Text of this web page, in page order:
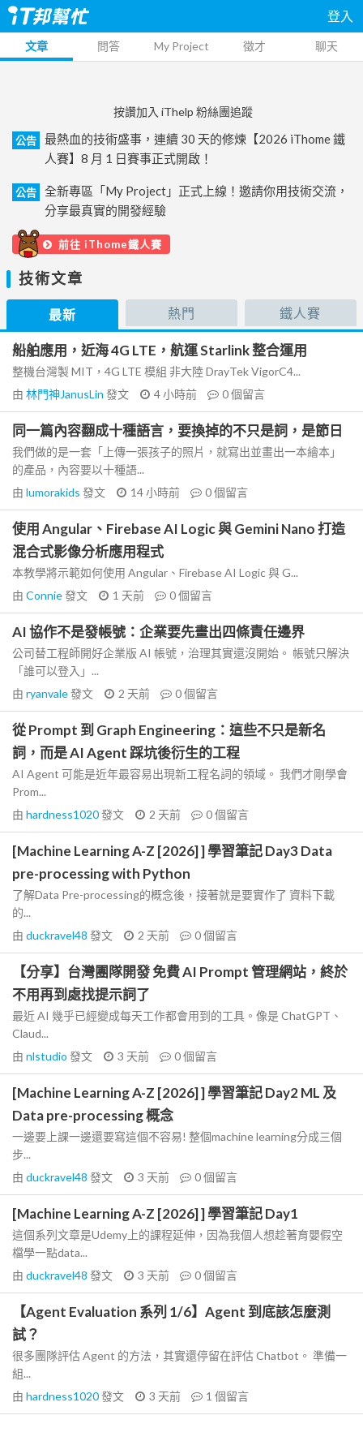
登入
文章 問答 My Project 徵才 聊天
按讚加入 iThelp 粉絲團追蹤
公告
最熱血的技術盛事，連續 30 天的修煉【2026 iThome 鐵
人賽】8 月 1 日賽事正式開啟！
公告
全新專區「My Project」正式上線！邀請你用技術交流，
分享最真實的開發經驗
前往 iThome鐵人賽
技術文章
最新 熱門 鐵人賽
船舶應用，近海 4G LTE，航運 Starlink 整合運用
整機台灣製 MIT，4G LTE 模組 非大陸 DrayTek VigorC4...
由 林門神JanusLin 發文 4 小時前 0個留言
同一篇內容翻成十種語言，要換掉的不只是詞，是節日
我們做的是一套「上傳一張孩子的照片，就寫出並畫出一本繪本」
的產品，內容要以十種語...
由 lumorakids 發文 14 小時前 0個留言
使用 Angular、Firebase AI Logic 與 Gemini Nano 打造
混合式影像分析應用程式
本教學將示範如何使用 Angular、Firebase AI Logic 與 G...
由 Connie發文 1 天前 0個留言
AI 協作不是發帳號：企業要先畫出四條責任邊界
公司替工程師開好企業版 AI 帳號，治理其實還沒開始。 帳號只解決
「誰可以登入」...
由 ryanvale發文 2 天前 0個留言
從 Prompt 到 Graph Engineering：這些不只是新名
詞，而是 AI Agent 踩坑後衍生的工程
AI Agent 可能是近年最容易出現新工程名詞的領域。 我們才剛學會
Prom...
由 hardness1020發文 2 天前 0個留言
[Machine Learning A-Z [2026] ] 學習筆記 Day3 Data
pre-processing with Python
了解Data Pre-processing的概念後，接著就是要實作了 資料下載
的...
由 duckravel48 發文 2 天前 0個留言
【分享】台灣團隊開發 免費 AI Prompt 管理網站，終於
不用再到處找提示詞了
最近 AI 幾乎已經變成每天工作都會用到的工具。像是 ChatGPT、
Claud...
由 nlstudio 發文 3 天前 0個留言
[Machine Learning A-Z [2026] ] 學習筆記 Day2 ML 及
Data pre-processing 概念
一邊要上課一邊還要寫這個不容易! 整個machine learning分成三個
步...
由 duckravel48 發文 3 天前 0個留言
[Machine Learning A-Z [2026] ] 學習筆記 Day1
這個系列文章是Udemy上的課程延伸，因為我個人想趁著育嬰假空
檔學一點data...
由 duckravel48 發文 3 天前 0個留言
【Agent Evaluation 系列 1/6】Agent 到底該怎麼測
試？
很多團隊評估 Agent 的方法，其實還停留在評估 Chatbot。 準備一
組...
由 hardness1020發文 3 天前 1 個留言